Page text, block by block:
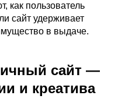
как пользователь
сайт удерживает
в выдаче.
сайт —
и креатива